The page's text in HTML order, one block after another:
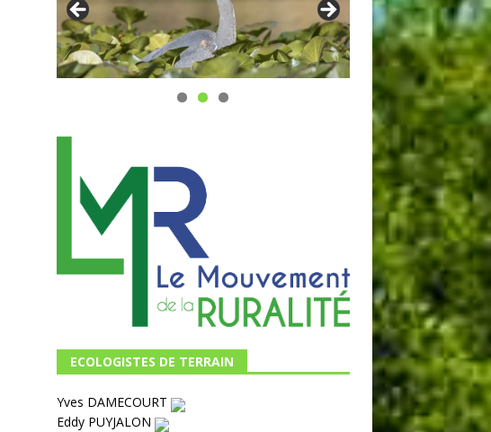
ECOLOGISTES DE TERRAIN
Yves DAMECOURT
Eddy PUYJALON